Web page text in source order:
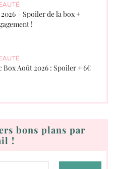
– Spoiler de la box +
!
Août 2026 : Spoiler + 6€
bons plans par
!